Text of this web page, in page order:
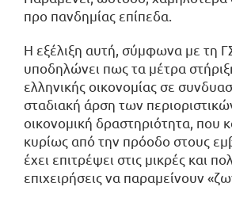
προ πανδημίας επίπεδα.
Η εξέλιξη αυτή, σύμφωνα με τη
υποδηλώνει πως τα μέτρα
ελληνικής οικονομίας σε
σταδιακή άρση των
οικονομική δραστηριότητα, που
κυρίως από την πρόοδο στους
έχει επιτρέψει στις μικρές και
επιχειρήσεις να παραμείνουν